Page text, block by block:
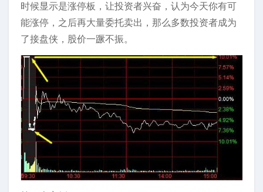
时候显示是涨停板，让投资者兴奋，认为今天你有可
能涨停，之后再大量委托卖出，那么多数投资者成为
了接盘侠，股价一蹶不振。